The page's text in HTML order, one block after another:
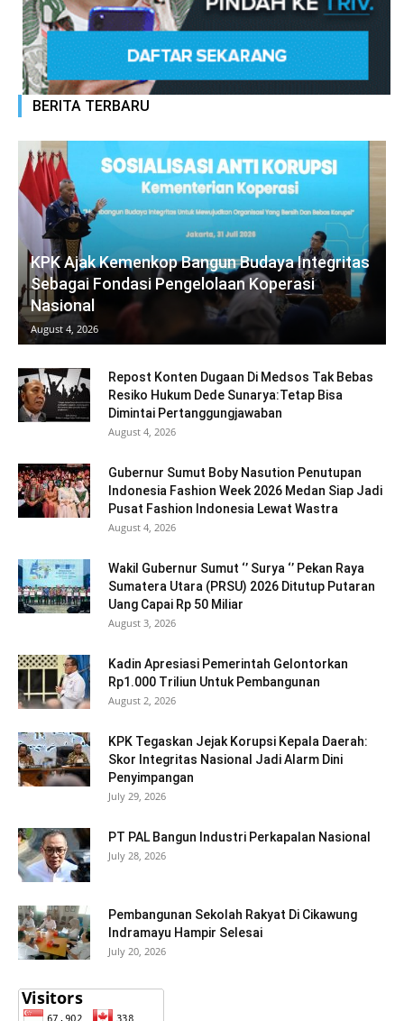
BERITA TERBARU
KPK Ajak Kemenkop Bangun Budaya Integritas
Sebagai Fondasi Pengelolaan Koperasi
Nasional
August 4, 2026
Repost Konten Dugaan Di Medsos Tak Bebas
Resiko Hukum Dede Sunarya:Tetap Bisa
Dimintai Pertanggungjawaban
August 4, 2026
Gubernur Sumut Boby Nasution Penutupan
Indonesia Fashion Week 2026 Medan Siap Jadi
Pusat Fashion Indonesia Lewat Wastra
August 4, 2026
Wakil Gubernur Sumut ‘’ Surya ‘’ Pekan Raya
Sumatera Utara (PRSU) 2026 Ditutup Putaran
Uang Capai Rp 50 Miliar
August 3, 2026
Kadin Apresiasi Pemerintah Gelontorkan
Rp1.000 Triliun Untuk Pembangunan
August 2, 2026
KPK Tegaskan Jejak Korupsi Kepala Daerah:
Skor Integritas Nasional Jadi Alarm Dini
Penyimpangan
July 29, 2026
PT PAL Bangun Industri Perkapalan Nasional
July 28, 2026
Pembangunan Sekolah Rakyat Di Cikawung
Indramayu Hampir Selesai
July 20, 2026